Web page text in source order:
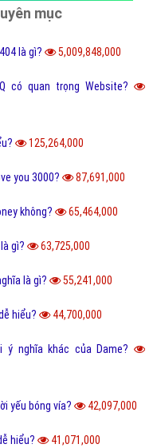
mục
là gì? 5,009,848,000
có quan trọng Website?
125,264,000
you 3000? 87,691,000
không? 65,464,000
gì? 63,725,000
là gì? 55,241,000
hiểu? 44,700,000
ý nghĩa khác của Dame?
yếu bóng vía? 42,097,000
hiểu? 41,071,000